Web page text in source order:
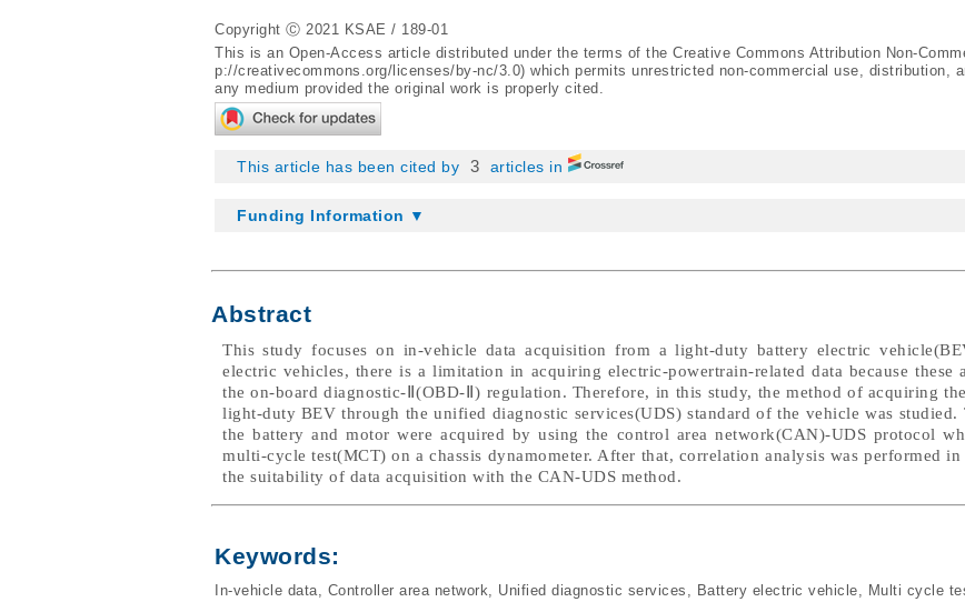
Copyright Ⓒ 2021 KSAE / 189-01
This is an Open-Access article distributed under the terms of the Creative Commons Attribution Non-
p://creativecommons.org/licenses/by-nc/3.0) which permits unrestricted non-commercial use, distribution,
any medium provided the original work is properly cited.
This article has been cited by 3 articles in
Funding Information ▼
Abstract
This study focuses on in-vehicle data acquisition from a light-duty battery electric
electric vehicles, there is a limitation in acquiring electric-powertrain-related data because these
the on-board diagnostic-Ⅱ(OBD-Ⅱ) regulation. Therefore, in this study, the method of acquiring
light-duty BEV through the unified diagnostic services(UDS) standard of the vehicle was studied.
the battery and motor were acquired by using the control area network(CAN)-UDS protocol
multi-cycle test(MCT) on a chassis dynamometer. After that, correlation analysis was performed
the suitability of data acquisition with the CAN-UDS method.
Keywords:
In-vehicle data, Controller area network, Unified diagnostic services , Battery electric vehicle, Multi cycle